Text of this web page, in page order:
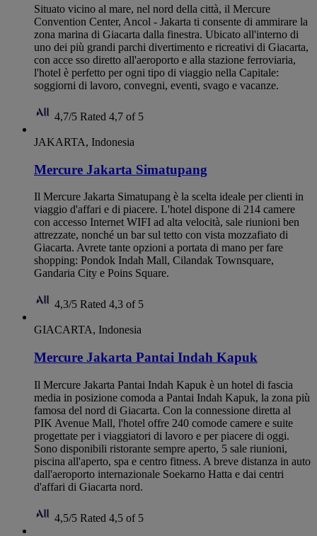
Situato vicino al mare, nel nord della città, il Mercure
Convention Center, Ancol - Jakarta ti consente di ammirare la
zona marina di Giacarta dalla finestra. Ubicato all'interno di
uno dei più grandi parchi divertimento e ricreativi di Giacarta,
con acce sso diretto all'aeroporto e alla stazione ferroviaria,
l'hotel è perfetto per ogni tipo di viaggio nella Capitale:
soggiorni di lavoro, convegni, eventi, svago e vacanze.
4,7/5 Rated 4,7 of 5
JAKARTA, Indonesia
Mercure Jakarta Simatupang
Il Mercure Jakarta Simatupang è la scelta ideale per clienti in
viaggio d'affari e di piacere. L'hotel dispone di 214 camere
con accesso Internet WIFI ad alta velocità, sale riunioni ben
attrezzate, nonché un bar sul tetto con vista mozzafiato di
Giacarta. Avrete tante opzioni a portata di mano per fare
shopping: Pondok Indah Mall, Cilandak Townsquare,
Gandaria City e Poins Square.
4,3/5 Rated 4,3 of 5
GIACARTA, Indonesia
Mercure Jakarta Pantai Indah Kapuk
Il Mercure Jakarta Pantai Indah Kapuk è un hotel di fascia
media in posizione comoda a Pantai Indah Kapuk, la zona più
famosa del nord di Giacarta. Con la connessione diretta al
PIK Avenue Mall, l'hotel offre 240 comode camere e suite
progettate per i viaggiatori di lavoro e per piacere di oggi.
Sono disponibili ristorante sempre aperto, 5 sale riunioni,
piscina all'aperto, spa e centro fitness. A breve distanza in auto
dall'aeroporto internazionale Soekarno Hatta e dai centri
d'affari di Giacarta nord.
4,5/5 Rated 4,5 of 5